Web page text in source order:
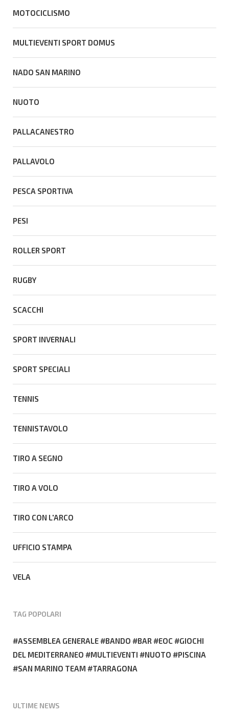
MOTOCICLISMO
MULTIEVENTI SPORT DOMUS
NADO SAN MARINO
NUOTO
PALLACANESTRO
PALLAVOLO
PESCA SPORTIVA
PESI
ROLLER SPORT
RUGBY
SCACCHI
SPORT INVERNALI
SPORT SPECIALI
TENNIS
TENNISTAVOLO
TIRO A SEGNO
TIRO A VOLO
TIRO CON L'ARCO
UFFICIO STAMPA
VELA
TAG POPOLARI
ASSEMBLEA GENERALE BANDO BAR EOC
GIOCHI
DEL MEDITERRANEO
MULTIEVENTI NUOTO
PISCINA
SAN MARINO TEAM
TARRAGONA
ULTIME NEWS